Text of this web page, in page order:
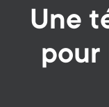
Une
pour